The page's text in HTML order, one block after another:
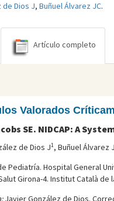
de Dios J, Buñuel Álvarez JC.
Artículo completo
Valorados
SE. NIDCAP: A
de Dios J1, Buñuel Álvarez
Pediatría. Hospital General
Girona-4. Institut Català de
Javier González de Dios.